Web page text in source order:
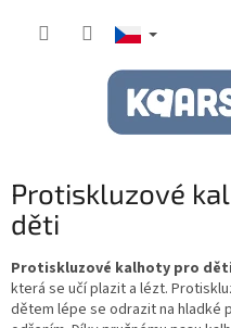
Protiskluzové
děti
Protiskluzové kalhoty pro děti
která se učí plazit a lézt.
dětem lépe se odrazit na hladké